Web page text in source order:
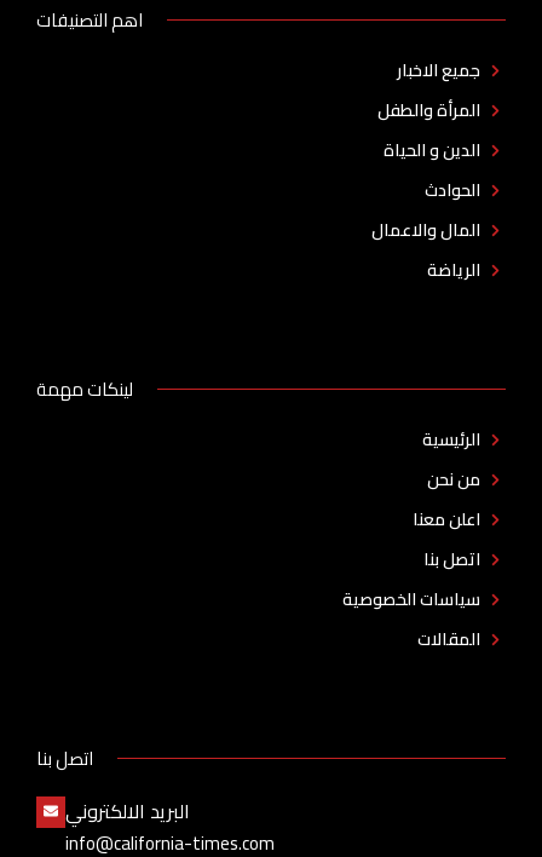
اهم التصنيفات
جميع الاخبار
المرأة والطفل
الدين و الحياة
الحوادث
المال والاعمال
الرياضة
لينكات مهمة
الرئيسية
من نحن
اعلن معنا
اتصل بنا
سياسات الخصوصية
المقالات
اتصل بنا
البريد الالكتروني
info@california-times.com